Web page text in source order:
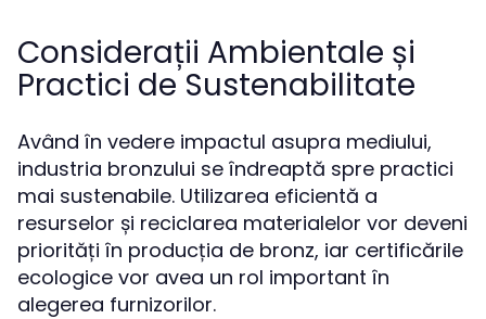
Considerații Ambientale și
Practici de Sustenabilitate
Având în vedere impactul asupra mediului,
industria bronzului se îndreaptă spre practici
mai sustenabile. Utilizarea eficientă a
resurselor și reciclarea materialelor vor deveni
priorități în producția de bronz, iar certificările
ecologice vor avea un rol important în
alegerea furnizorilor.